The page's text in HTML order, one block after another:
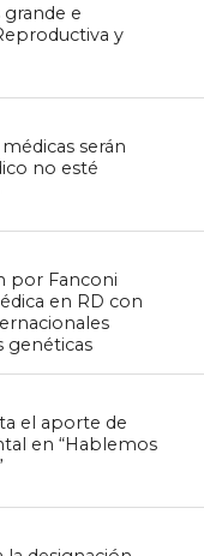
e
y
serán
no esté
por Fanconi
en RD con
genéticas
el aporte de
en “Hablemos